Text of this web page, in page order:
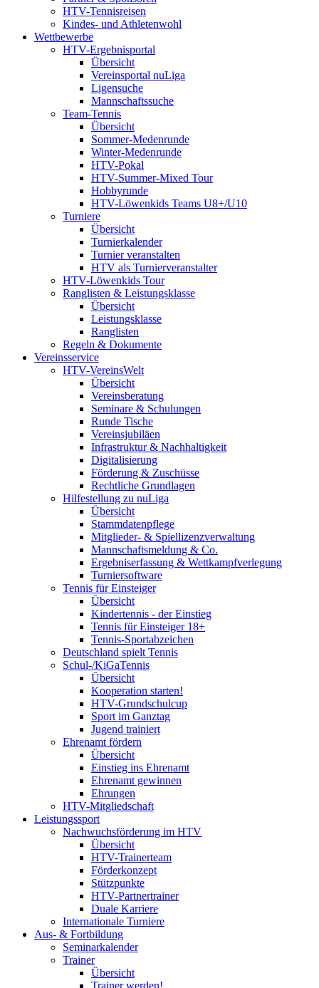
HTV-Tennisreisen
Kindes- und Athletenwohl
Wettbewerbe
HTV-Ergebnisportal
Übersicht
Vereinsportal nuLiga
Ligensuche
Mannschaftssuche
Team-Tennis
Übersicht
Sommer-Medenrunde
Winter-Medenrunde
HTV-Pokal
HTV-Summer-Mixed Tour
Hobbyrunde
HTV-Löwenkids Teams U8+/U10
Turniere
Übersicht
Turnierkalender
Turnier veranstalten
HTV als Turnierveranstalter
HTV-Löwenkids Tour
Ranglisten & Leistungsklasse
Übersicht
Leistungsklasse
Ranglisten
Regeln & Dokumente
Vereinsservice
HTV-VereinsWelt
Übersicht
Vereinsberatung
Seminare & Schulungen
Runde Tische
Vereinsjubiläen
Infrastruktur & Nachhaltigkeit
Digitalisierung
Förderung & Zuschüsse
Rechtliche Grundlagen
Hilfestellung zu nuLiga
Übersicht
Stammdatenpflege
Mitglieder- & Spiellizenzverwaltung
Mannschaftsmeldung & Co.
Ergebniserfassung & Wettkampfverlegung
Turniersoftware
Tennis für Einsteiger
Übersicht
Kindertennis - der Einstieg
Tennis für Einsteiger 18+
Tennis-Sportabzeichen
Deutschland spielt Tennis
Schul-/KiGaTennis
Übersicht
Kooperation starten!
HTV-Grundschulcup
Sport im Ganztag
Jugend trainiert
Ehrenamt fördern
Übersicht
Einstieg ins Ehrenamt
Ehrenamt gewinnen
Ehrungen
HTV-Mitgliedschaft
Leistungssport
Nachwuchsförderung im HTV
Übersicht
HTV-Trainerteam
Förderkonzept
Stützpunkte
HTV-Partnertrainer
Duale Karriere
Internationale Turniere
Aus- & Fortbildung
Seminarkalender
Trainer
Übersicht
Trainer werden!